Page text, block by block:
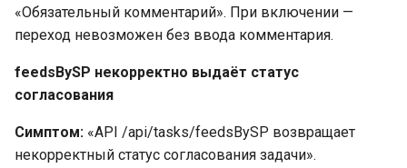
«Обязательный комментарий». При включении —
переход невозможен без ввода комментария.
feedsBySP некорректно выдаёт статус
согласования
Симптом: «API /api/tasks/feedsBySP возвращает
некорректный статус согласования задачи».